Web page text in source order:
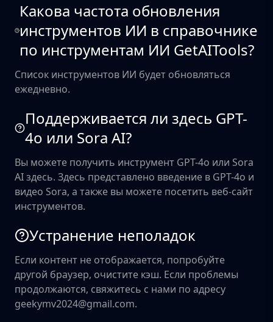
Какова частота обновления
инструментов ИИ в справочнике
по инструментам ИИ GetAITools?
Список инструментов ИИ будет обновляться
ежедневно.
Поддерживается ли здесь GPT-
4o или Sora AI?
Вы можете получить инструмент GPT-4o или Sora
AI здесь. Здесь представлено введение в GPT-4o и
видео Sora, а также вы можете посетить веб-сайт
инструментов.
Устранение неполадок
Если контент не отображается, попробуйте
другой браузер, очистите кэш. Если проблемы
продолжаются, свяжитесь с нами по адресу
geekymv2024@gmail.com.